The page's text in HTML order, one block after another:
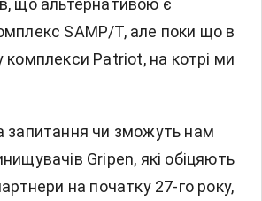
що альтернативою є
SAMP/T, але поки що в
комплекси Patriot, на котрі ми
запитання чи зможуть нам
Gripen, які обіцяють
на початку 27-го року,